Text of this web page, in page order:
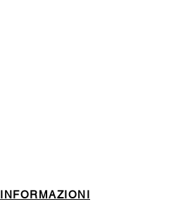
INFORMAZIONI